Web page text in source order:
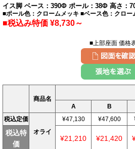
イス脚 ベース：390Φ ポール：38Φ 高さ：
■ポール色：クロームメッキ ■ベース色：クロ
■税込み特価 ¥8,730～
■上部座面 価格
商品名
A B
税込定価
オライ
¥47,130 ¥47,600
税込特
価
¥21,210 ¥21,420